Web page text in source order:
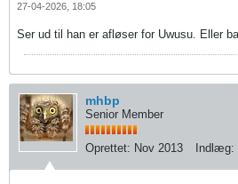
27-04-2026, 18:05
Ser ud til han er afløser for Uwusu. Eller
mhbp
Senior Member
Oprettet: Nov 2013 Indlæg: